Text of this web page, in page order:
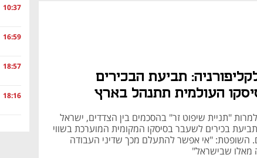
10:37
16:59
18:57
18:16
תביעת הבכירים
העולמית תתנהל בארץ
"תניית שיפוט זר" בהסכמים בין הצדדים, ישראל
בכירים לשעבר בסיסקו המקומית המוערכת בשווי
השופטת: "אי אפשר להתעלם מכך שדיני העבודה
מאלו שבישראל"